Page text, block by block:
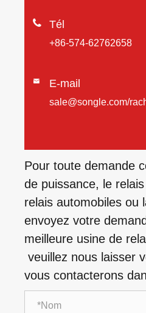
 Tél
+86-574-62762658
 E-mail
sale@songle.com/
Pour toute demande
de puissance, le
relais automobiles ou
envoyez votre
meilleure usine de
veuillez nous laisser
vous contacterons